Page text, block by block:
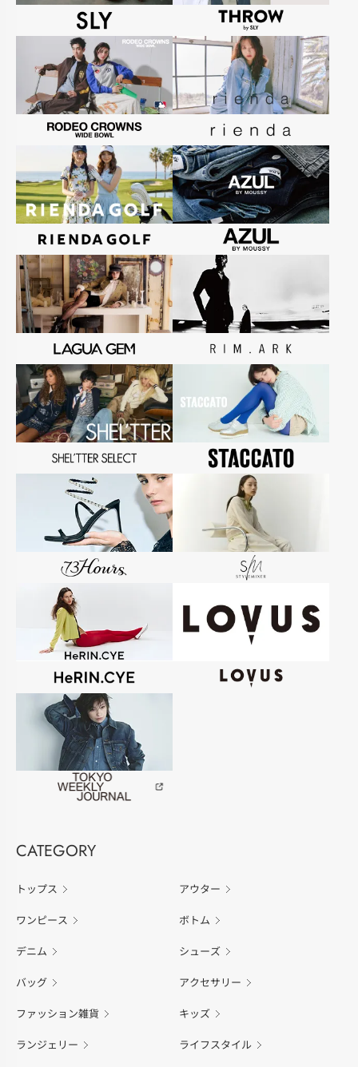
CATEGORY
トップス アウター
ワンピース ボトム
デニム シューズ
バッグ アクセサリー
ファッション雑貨 キッズ
ランジェリー ライフスタイル